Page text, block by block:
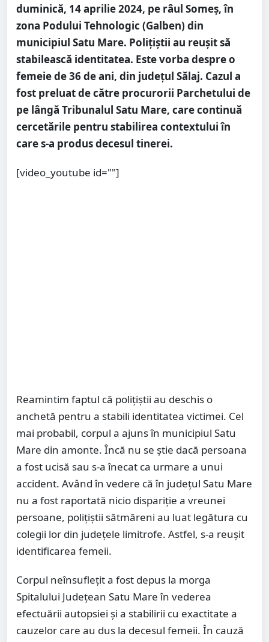
duminică, 14 aprilie 2024, pe râul Someș, în
zona Podului Tehnologic (Galben) din
municipiul Satu Mare. Polițiștii au reușit să
stabilească identitatea. Este vorba despre o
femeie de 36 de ani, din județul Sălaj. Cazul a
fost preluat de către procurorii Parchetului de
pe lângă Tribunalul Satu Mare, care continuă
cercetările pentru stabilirea contextului în
care s-a produs decesul tinerei.
[video_youtube id=""]
Reamintim faptul că polițiștii au deschis o
anchetă pentru a stabili identitatea victimei. Cel
mai probabil, corpul a ajuns în municipiul Satu
Mare din amonte. Încă nu se știe dacă persoana
a fost ucisă sau s-a înecat ca urmare a unui
accident. Având în vedere că în județul Satu Mare
nu a fost raportată nicio dispariție a vreunei
persoane, polițiștii sătmăreni au luat legătura cu
colegii lor din județele limitrofe. Astfel, s-a reușit
identificarea femeii.
Corpul neînsuflețit a fost depus la morga
Spitalului Județean Satu Mare în vederea
efectuării autopsiei și a stabilirii cu exactitate a
cauzelor care au dus la decesul femeii. În cauză